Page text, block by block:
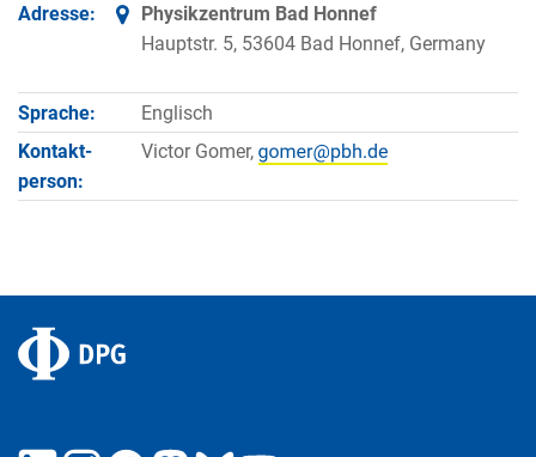
Adresse:
Physikzentrum Bad Honnef
Hauptstr. 5, 53604 Bad Honnef, Germany
Sprache:
Englisch
Kontakt­
person:
Victor Gomer,